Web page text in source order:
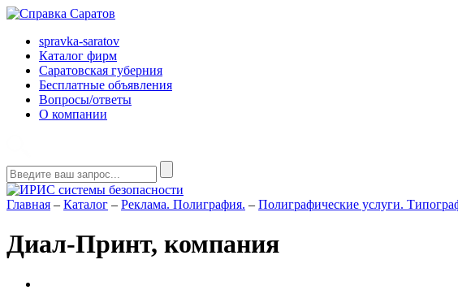
spravka-saratov
Каталог фирм
Саратовская губерния
Бесплатные объявления
Вопросы/ответы
О компании
Главная – Каталог – Реклама. Полиграфия. – Полиграфические услуги.
Диал-Принт, компания